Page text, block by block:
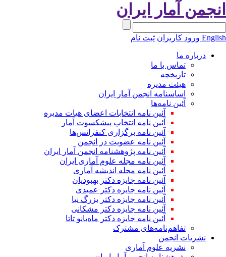
آمار ایران
ورود کاربران ثبت نام
درباره ما
تماس با ما
تاریخچه
هیئت مدیره
اساسنامه انجمن آمار ایران
آئین نامه‌ها
آئین نامه انتخابات اعضای هیات مدیره
آئین نامه انتخاب پیشکسوت آمار
آئین نامه برگزاری کنفرانس‌ها
آئین نامه عضویت در انجمن
آئین نامه پژوهشنامه انجمن آمار ایران
آئین نامه مجله علوم آماری ایران
آئین نامه مجله اندیشه آماری
آئین‌ نامه جایزه دکتر بهبودیان
آئین نامه جایزه دکتر عمیدی
آئین نامه جایزه دکتر بزرگ نیا
آئین نامه جایزه دکتر مشکانی
آئین نامه جایزه دکتر ماه‌بانو تاتا
تفاهم‌نامه‌های مشترک
نشریات انجمن
نشریه علوم آماری